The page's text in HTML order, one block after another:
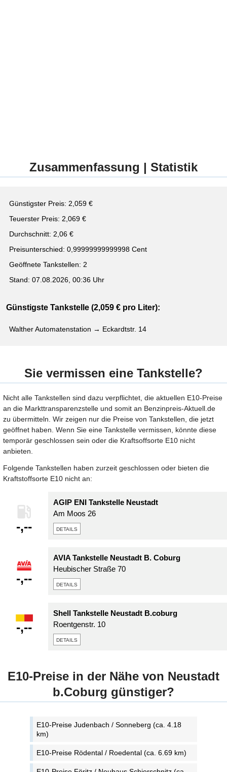
Zusammenfassung | Statistik
Günstigster Preis: 2,059 €
Teuerster Preis: 2,069 €
Durchschnitt: 2,06 €
Preisunterschied: 0,99999999999998 Cent
Geöffnete Tankstellen: 2
Stand: 07.08.2026, 00:36 Uhr
Günstigste Tankstelle (2,059 € pro Liter):
Walther Automatenstation → Eckardtstr. 14
Sie vermissen eine Tankstelle?
Nicht alle Tankstellen sind dazu verpflichtet, die aktuellen E10-Preise
an die Markttransparenzstelle und somit an Benzinpreis-Aktuell.de
zu übermitteln. Wir zeigen nur die Preise von Tankstellen, die jetzt
geöffnet haben. Wenn Sie eine Tankstelle vermissen, könnte diese
temporär geschlossen sein oder die Kraftsoffsorte E10 nicht
anbieten.
Folgende Tankstellen haben zurzeit geschlossen oder bieten die
Kraftstoffsorte E10 nicht an:
-,--
AGIP ENI Tankstelle Neustadt
Am Moos 26
details
-,--
AVIA Tankstelle Neustadt B. Coburg
Heubischer Straße 70
details
-,--
Shell Tankstelle Neustadt B.coburg
Roentgenstr. 10
details
E10-Preise in der Nähe von Neustadt
b.Coburg günstiger?
E10-Preise Judenbach / Sonneberg (ca. 4.18
km)
E10-Preise Rödental / Roedental (ca. 6.69 km)